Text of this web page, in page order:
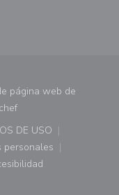
página web de
((abre en una nueva
ventana))
DE USO
((abre en una nueva
personales
una nueva ventana))
ventana))
((abre en una nueva